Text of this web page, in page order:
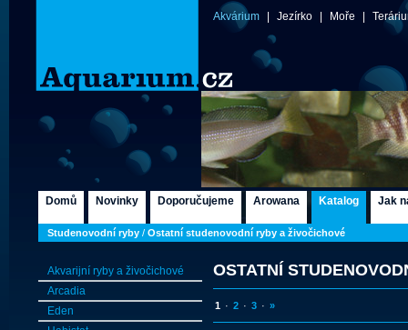
Akvárium Jezírko Moře
Domů Novinky Doporučujeme Arowana Katalog Jak
Studenovodní ryby / Ostatní studenovodní ryby a živočichové
Akvarijní ryby a živočichové
Arcadia
Eden
OSTATNÍ
1 · 2 · 3 · »